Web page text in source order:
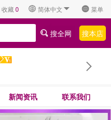
收藏0 简体中文 菜单
搜全网 搜本店
新闻资讯 联系我们